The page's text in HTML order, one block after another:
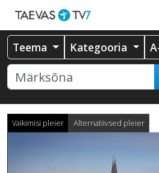
Teema Kategooria
Vaikimisi pleier Alternatiivsed pleier